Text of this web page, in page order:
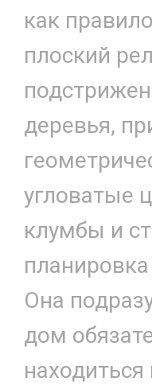
как
плоский
деревья,
угловатые
клумбы и
Она
дом